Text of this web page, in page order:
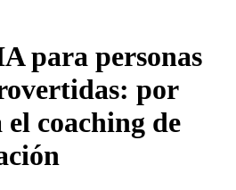
para personas
por
coaching de